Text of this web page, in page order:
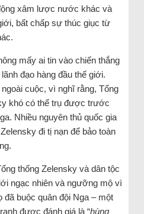
xâm lược nước khác và
bất chấp sự thúc giục từ
mấy ai tin vào chiến thắng
đạo hàng đầu thế giới.
cuộc, vì nghĩ rằng, Tổng
khó có thể trụ được trước
Nhiều nguyên thủ quốc gia
đi tị nạn để bảo toàn
thống Zelensky và dân tộc
ngạc nhiên và ngưỡng mộ vì
buộc quân đội Nga – một
được đánh giá là “hùng